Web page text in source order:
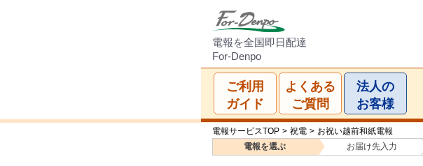
電報を全国即日配達
For-Denpo
ご利用
ガイド
よくある
ご質問
法人の
お客様
電報サービスTOP > 祝電 > お祝い越前和紙電報
電報を選ぶ お届け先入力